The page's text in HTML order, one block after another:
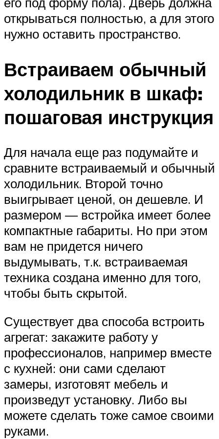
открываться полностью, а для этого
нужно оставить пространство.
Встраиваем обычный
холодильник в шкаф:
пошаговая инструкция
Для начала еще раз подумайте и
сравните встраиваемый и обычный
холодильник. Второй точно
выигрывает ценой, он дешевле. И
размером — встройка имеет более
компактные габариты. Но при этом
вам не придется ничего
выдумывать, т.к. встраиваемая
техника создана именно для того,
чтобы быть скрытой.
Существует два способа встроить
агрегат: закажите работу у
профессионалов, например вместе
с кухней: они сами сделают
замеры, изготовят мебель и
произведут установку. Либо вы
можете сделать тоже самое своими
руками.